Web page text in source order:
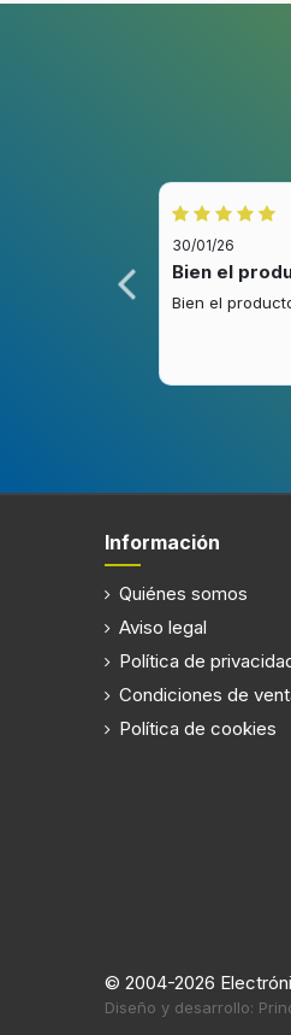
30/01/26
Bien el
Bien el
Información
Quiénes somos
Aviso legal
Política de
Condiciones de
Política de cookies
© 2004-2026
Diseño y desarrollo: